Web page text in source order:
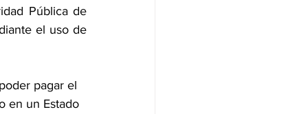
Pública de
el uso de
pagar el
en un Estado